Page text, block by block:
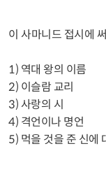
이 사마니드 접시에
1) 역대 왕의 이름
2) 이슬람 교리
3) 사랑의 시
4) 격언이나 명언
5) 먹을 것을 준 신에